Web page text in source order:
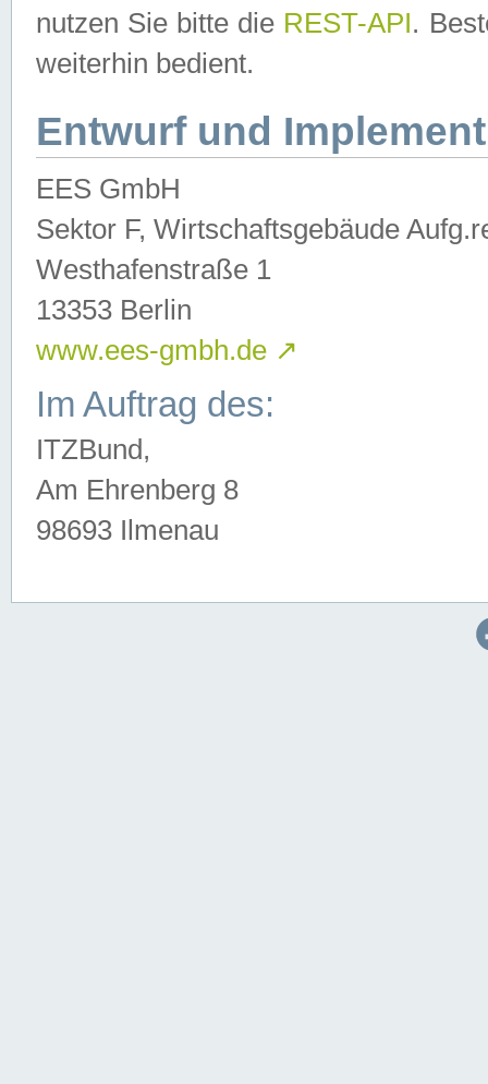
nutzen Sie bitte die REST-API.
weiterhin bedient.
Entwurf und
EES GmbH
Sektor F, Wirtschaftsgebäude
Westhafenstraße 1
13353 Berlin
www.ees-gmbh.de ↗
Im Auftrag des:
ITZBund,
Am Ehrenberg 8
98693 Ilmenau